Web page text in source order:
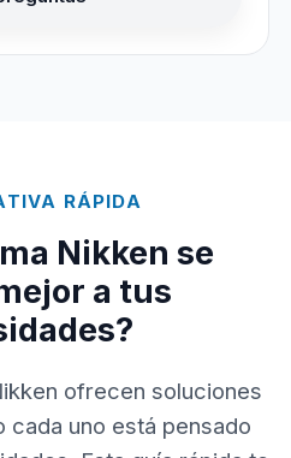
RÁPIDA
Nikken se
a tus
ofrecen soluciones
uno está pensado